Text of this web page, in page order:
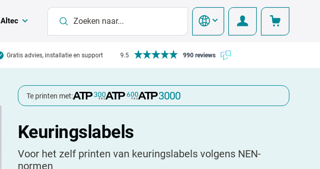
Altec
Gratis advies, installatie en support 9.5 990 reviews
Te printen met:
Keuringslabels
Voor het zelf printen van keuringslabels volgens NEN-
normen